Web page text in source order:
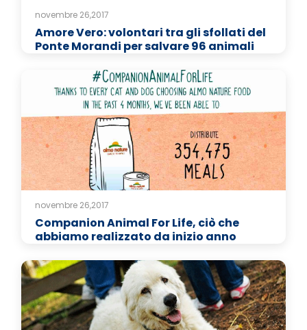
novembre 26,2017
Amore Vero: volontari tra gli sfollati del
Ponte Morandi per salvare 96 animali
novembre 26,2017
Companion Animal For Life, ciò che
abbiamo realizzato da inizio anno